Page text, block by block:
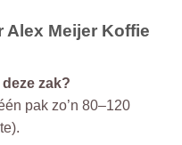
Alex Meijer Koffie
zak?
pak zo’n 80–120